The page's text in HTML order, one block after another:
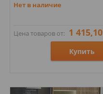
Нет в наличие
Цена товаров от: 1 415,10
Купить
Стили: Под дерево;